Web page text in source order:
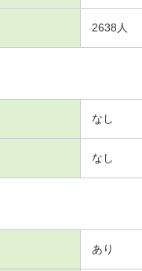
2638人
なし
なし
あり